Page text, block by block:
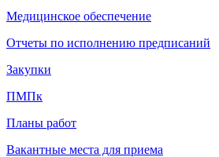
Медицинское обеспечение
Отчеты по исполнению предписаний
Закупки
ПМПк
Планы работ
Вакантные места для приема